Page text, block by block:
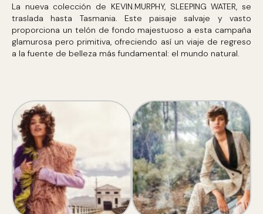
La nueva colección de KEVIN.MURPHY, SLEEPING WATER, se
traslada hasta Tasmania. Este paisaje salvaje y vasto
proporciona un telón de fondo majestuoso a esta campaña
glamurosa pero primitiva, ofreciendo así un viaje de regreso
a la fuente de belleza más fundamental: el mundo natural.